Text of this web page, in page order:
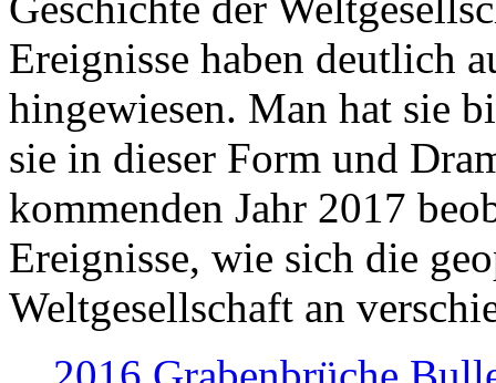
Ereignisse haben deutlich
hingewiesen. Man hat sie
sie in dieser Form und
kommenden Jahr 2017
Ereignisse, wie sich die
Weltgesellschaft an